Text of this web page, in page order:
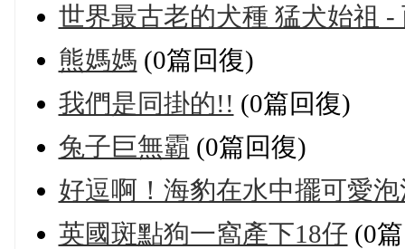
世界最古老的犬種 猛犬始祖 -
熊媽媽 (0篇回復)
我們是同掛的!! (0篇回復)
兔子巨無霸 (0篇回復)
好逗啊！海豹在水中擺可愛
英國斑點狗一窩產下18仔 (0